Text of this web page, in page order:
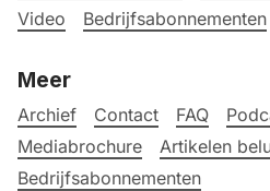
Video
Bedrijfsabonnementen
Meer
Archief Contact FAQ
Mediabrochure
Artikelen
Bedrijfsabonnementen